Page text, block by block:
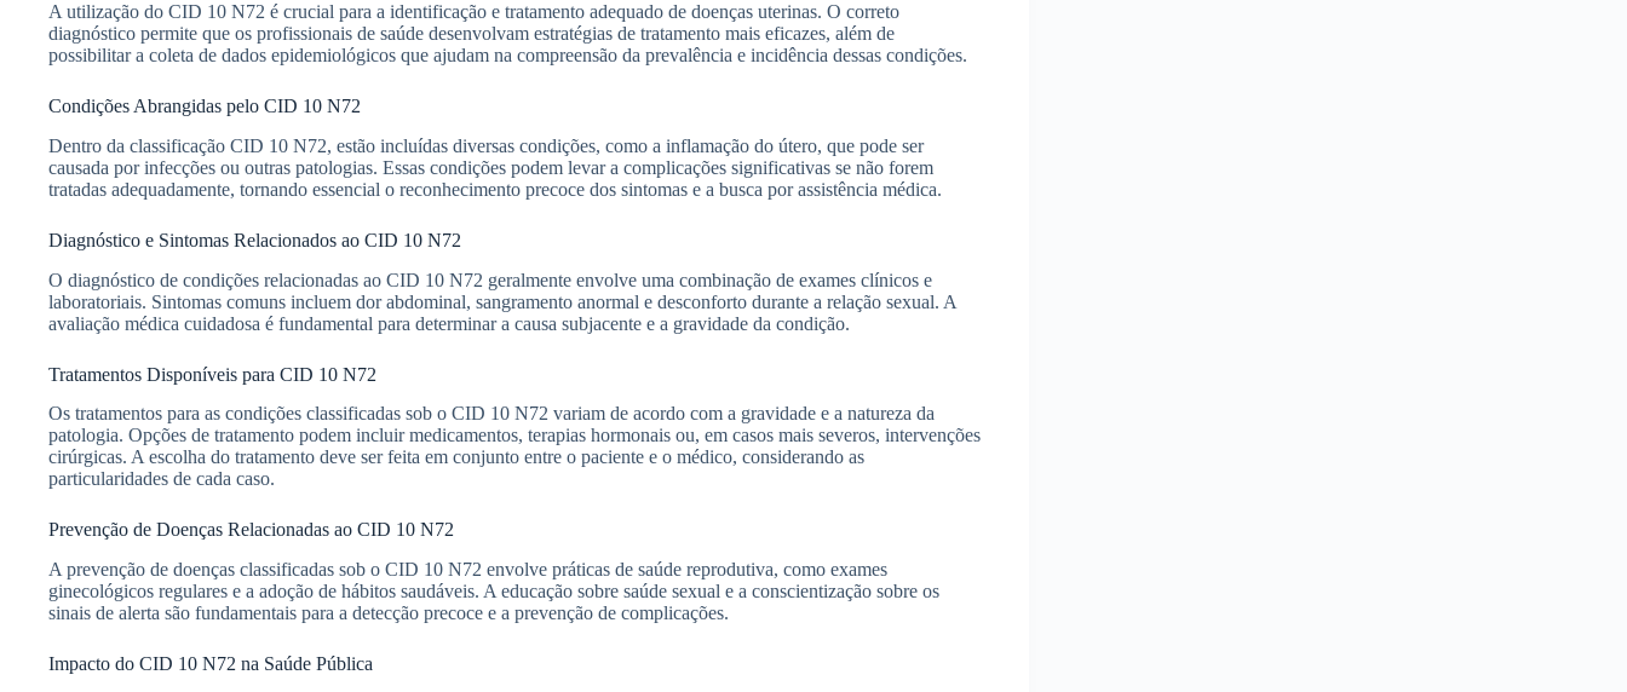
A utilização do CID 10 N72 é crucial para a identificação e tratamento adequado de doenças uterinas. O correto
diagnóstico permite que os profissionais de saúde desenvolvam estratégias de tratamento mais eficazes, além de
possibilitar a coleta de dados epidemiológicos que ajudam na compreensão da prevalência e incidência dessas condições.
Condições Abrangidas pelo CID 10 N72
Dentro da classificação CID 10 N72, estão incluídas diversas condições, como a inflamação do útero, que pode ser
causada por infecções ou outras patologias. Essas condições podem levar a complicações significativas se não forem
tratadas adequadamente, tornando essencial o reconhecimento precoce dos sintomas e a busca por assistência médica.
Diagnóstico e Sintomas Relacionados ao CID 10 N72
O diagnóstico de condições relacionadas ao CID 10 N72 geralmente envolve uma combinação de exames clínicos e
laboratoriais. Sintomas comuns incluem dor abdominal, sangramento anormal e desconforto durante a relação sexual. A
avaliação médica cuidadosa é fundamental para determinar a causa subjacente e a gravidade da condição.
Tratamentos Disponíveis para CID 10 N72
Os tratamentos para as condições classificadas sob o CID 10 N72 variam de acordo com a gravidade e a natureza da
patologia. Opções de tratamento podem incluir medicamentos, terapias hormonais ou, em casos mais severos, intervenções
cirúrgicas. A escolha do tratamento deve ser feita em conjunto entre o paciente e o médico, considerando as
particularidades de cada caso.
Prevenção de Doenças Relacionadas ao CID 10 N72
A prevenção de doenças classificadas sob o CID 10 N72 envolve práticas de saúde reprodutiva, como exames
ginecológicos regulares e a adoção de hábitos saudáveis. A educação sobre saúde sexual e a conscientização sobre os
sinais de alerta são fundamentais para a detecção precoce e a prevenção de complicações.
Impacto do CID 10 N72 na Saúde Pública